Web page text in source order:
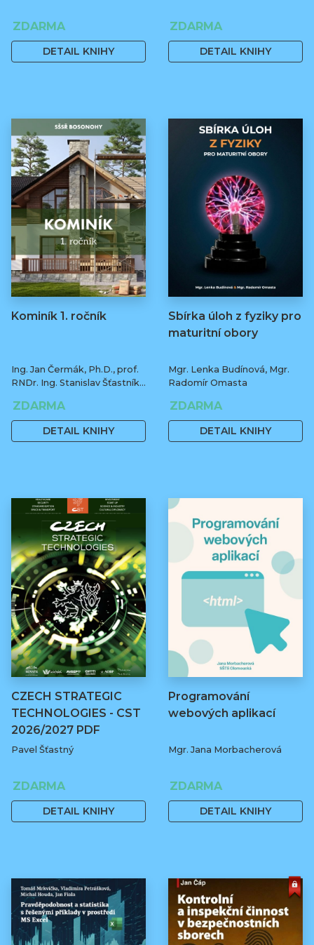
ZDARMA
DETAIL KNIHY
ZDARMA
DETAIL KNIHY
Kominík 1. ročník
Ing. Jan Čermák, Ph.D., prof.
RNDr. Ing. Stanislav Šťastník,
ZDARMA
DETAIL KNIHY
Sbírka úloh z fyziky pro
maturitní obory
Mgr. Lenka Budínová, Mgr.
Radomír Omasta
ZDARMA
DETAIL KNIHY
CZECH STRATEGIC
TECHNOLOGIES - CST
2026/2027 PDF
Pavel Šťastný
ZDARMA
DETAIL KNIHY
Programování
webových aplikací
Mgr. Jana Morbacherová
ZDARMA
DETAIL KNIHY